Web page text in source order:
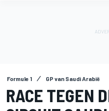
Formule 1 GP van Saudi Arabië
RACE TEGEN